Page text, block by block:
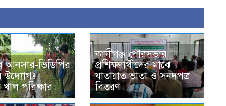
আনসার-ভিডিপির
উদ্যোগঃ
খাল পরিষ্কার।
কালীগঞ্জ পৌরসভার
প্রশিক্ষণার্থীদের মাঝে
যাতায়াত ভাতা ও সনদপত্র
বিতরণ।